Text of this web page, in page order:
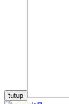
tutup